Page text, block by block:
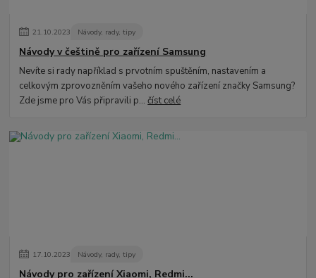
21.10.2023 Návody, rady, tipy
Návody v češtině pro zařízení Samsung
Nevíte si rady například s prvotním spuštěním, nastavením a
celkovým zprovozněním vašeho nového zařízení značky Samsung?
Zde jsme pro Vás připravili p...číst celé
17.10.2023 Návody, rady, tipy
Návody pro zařízení Xiaomi, Redmi...